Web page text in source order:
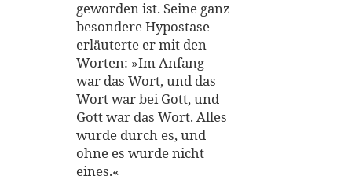
geworden ist. Seine ganz
besondere Hypostase
erläuterte er mit den
Worten: »Im Anfang
war das Wort, und das
Wort war bei Gott, und
Gott war das Wort. Alles
wurde durch es, und
ohne es wurde nicht
eines.«